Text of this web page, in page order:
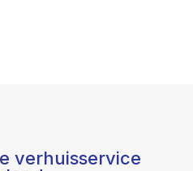
verhuisservice